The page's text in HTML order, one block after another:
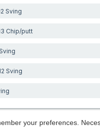
Sving
Chip/putt
Sving
your preferences.